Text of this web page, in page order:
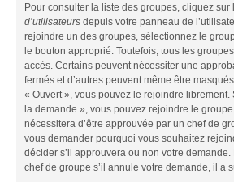
Pour consulter la liste des groupes, cliquez sur
d’utilisateurs depuis votre panneau de
rejoindre un des groupes, sélectionnez le
le bouton approprié. Toutefois, tous les
accès. Certains peuvent nécessiter une
fermés et d’autres peuvent même être
« Ouvert », vous pouvez le rejoindre librement.
la demande », vous pouvez rejoindre le
nécessitera d’être approuvée par un chef de
vous demander pourquoi vous souhaitez
décider s’il approuvera ou non votre demande.
chef de groupe s’il annule votre demande, il a